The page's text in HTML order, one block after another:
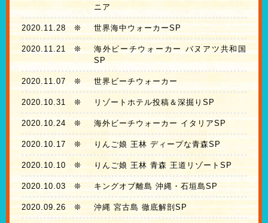
ニア
2020.11.28 ❊ 世界海中ウォーカーSP
2020.11.21 ❊
海外ビーチウォーカー バヌアツ共和国
SP
2020.11.07 ❊ 世界ビーチウォーカー
2020.10.31 ❊ リゾートホテル投稿＆深掘りSP
2020.10.24 ❊ 海外ビーチウォーカー イタリアSP
2020.10.17 ❊ りんご娘 王林 ディープな青森SP
2020.10.10 ❊ りんご娘 王林 青森 王道リゾートSP
2020.10.03❊ キングオブ離島 沖縄・石垣島SP
2020.09.26❊ 沖縄 宮古島 徹底解剖SP